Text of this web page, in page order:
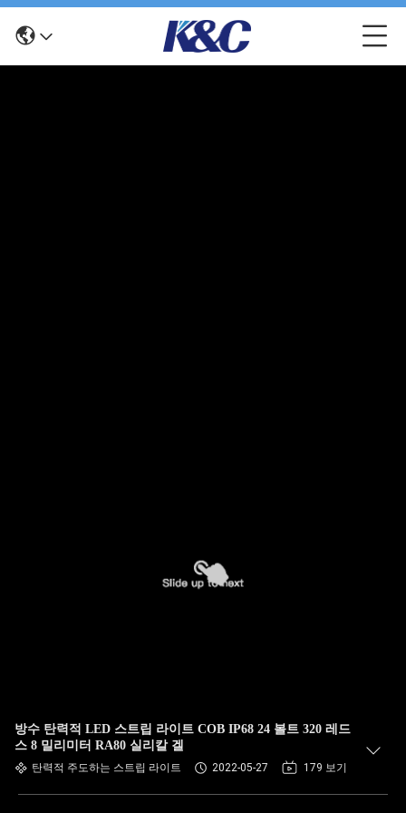
방수 탄력적 LED 스트립 라이트 COB IP68 24 볼트 320 레드
스 8 밀리미터 RA80 실리칼 겔
탄력적 주도하는 스트립 라이트 2022-05-27 179 보기